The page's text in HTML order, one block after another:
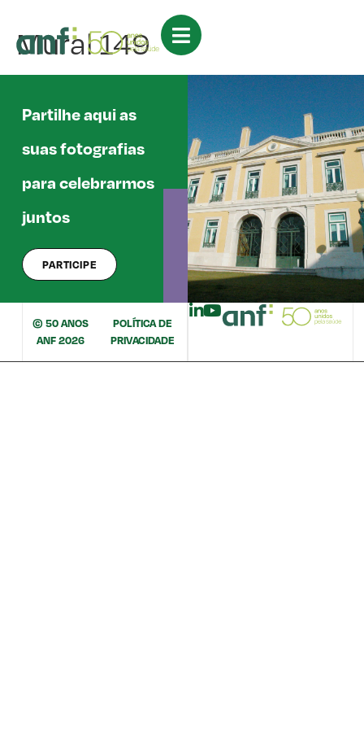
Mural 149
Partilhe aqui as
suas fotografias
para celebrarmos
juntos
PARTICIPE
© 50 ANOS
ANF 2026
POLÍTICA DE
PRIVACIDADE